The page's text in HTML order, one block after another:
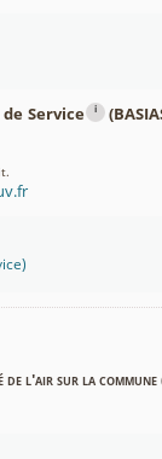
Service i
de l'air sur la commune